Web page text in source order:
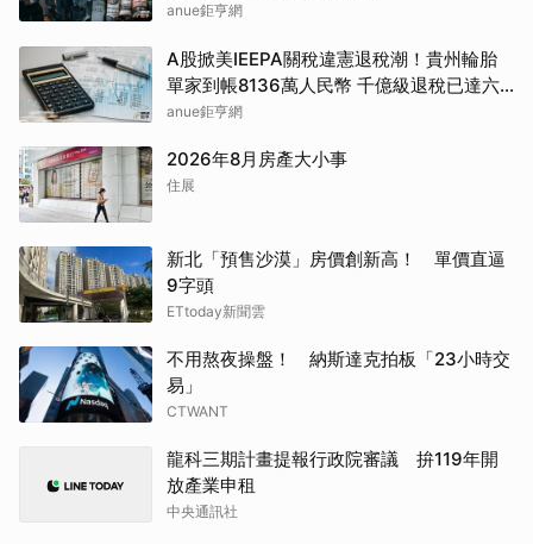
anue鉅亨網
A股掀美IEEPA關稅違憲退稅潮！貴州輪胎
單家到帳8136萬人民幣 千億級退稅已達六
成
anue鉅亨網
2026年8月房產大小事
住展
新北「預售沙漠」房價創新高！ 單價直逼
9字頭
ETtoday新聞雲
不用熬夜操盤！ 納斯達克拍板「23小時交
易」
CTWANT
龍科三期計畫提報行政院審議 拚119年開
放產業申租
中央通訊社